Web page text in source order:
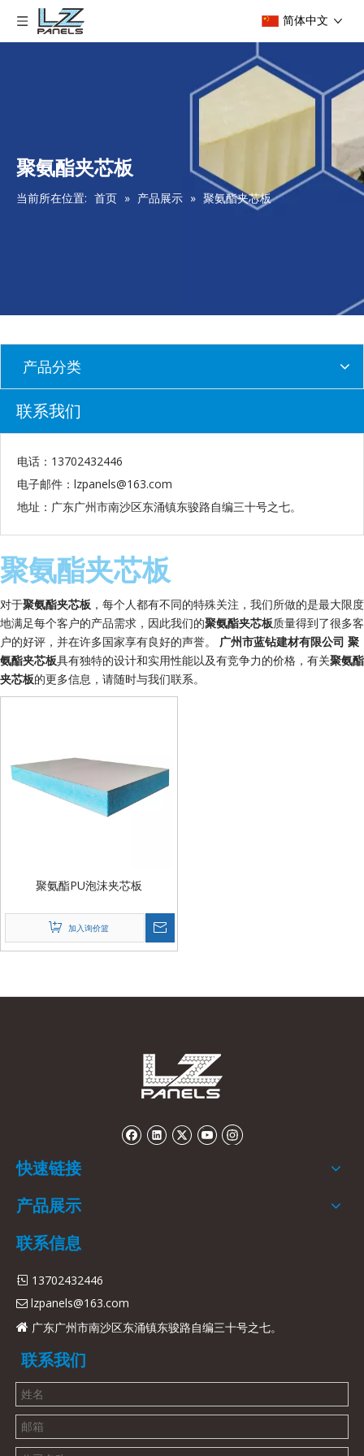
简体中文
聚氨酯夹芯板
当前所在位置: 首页 » 产品展示 » 聚氨酯夹芯板
产品分类
联系我们
电话：13702432446
电子邮件： lzpanels@163.com
地址：广东广州市南沙区东涌镇东骏路自编三十号之七。
聚氨酯夹芯板
对于聚氨酯夹芯板 ，每个人都有不同的特殊关注，我们所做的是最大限度
地满足每个客户的产品需求，因此我们的聚氨酯夹芯板质量得到了很多客
户的好评，并在许多国家享有良好的声誉。 广州市蓝钻建材有限公司 聚
氨酯夹芯板具有独特的设计和实用性能以及有竞争力的价格，有关聚氨酯
夹芯板的更多信息，请随时与我们联系。
聚氨酯PU泡沫夹芯板
加入询价篮
快速链接
产品展示
联系信息
 13702432446
 lzpanels@163.com
 广东广州市南沙区东涌镇东骏路自编三十号之七。
联系我们